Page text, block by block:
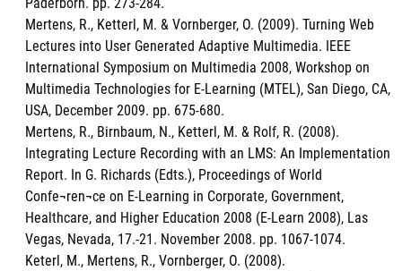
Mertens, R., Ketterl, M. & Vornberger, O. (2009). Turning Web
Lectures into User Generated Adaptive Multimedia. IEEE
International Symposium on Multimedia 2008, Workshop on
Multimedia Technologies for E-Learning (MTEL), San Diego, CA,
USA, December 2009. pp. 675-680.
Mertens, R., Birnbaum, N., Ketterl, M. & Rolf, R. (2008).
Integrating Lecture Recording with an LMS: An Implementation
Report. In G. Richards (Edts.), Proceedings of World
Confe¬ren¬ce on E-Learning in Corporate, Government,
Healthcare, and Higher Education 2008 (E-Learn 2008), Las
Vegas, Nevada, 17.-21. November 2008. pp. 1067-1074.
Keterl, M., Mertens, R., Vornberger, O. (2008).